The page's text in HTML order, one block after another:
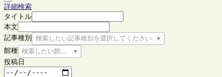
詳細検索
タイトル
本文
記事種別
検索したい記事種別を選択してください
館種 検索したい館種を選択してください
投稿日